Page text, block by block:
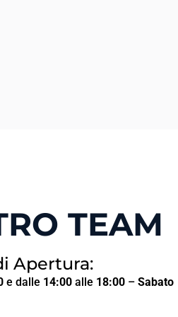
TEAM
Apertura:
e dalle 14:00alle 18:00– Sabato